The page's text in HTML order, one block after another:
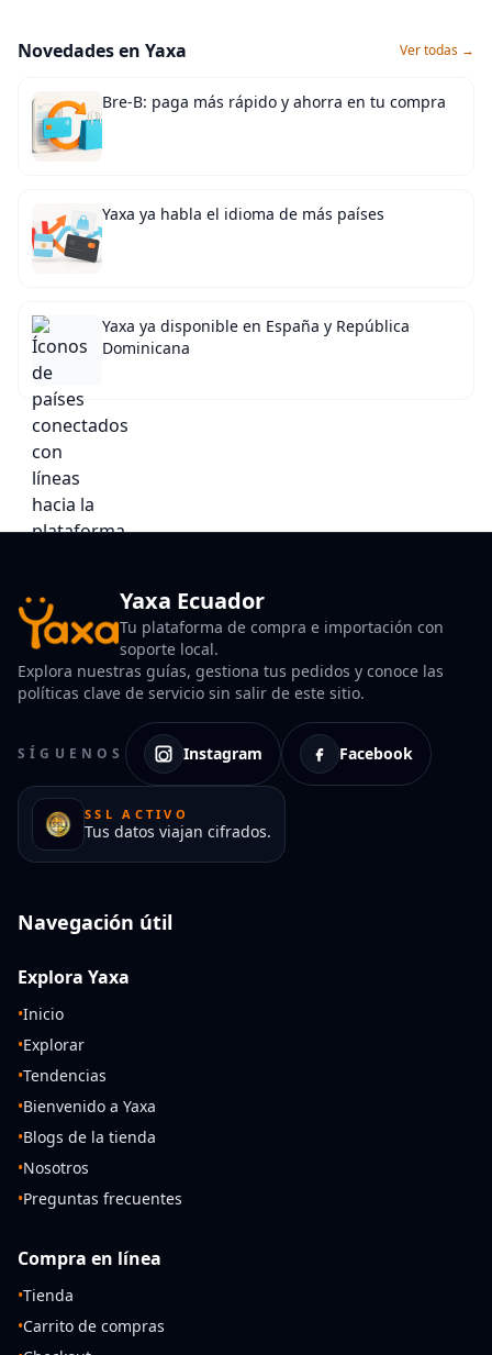
Novedades en Yaxa Ver todas →
Bre-B: paga más rápido y ahorra en tu compra
Yaxa ya habla el idioma de más países
Yaxa ya disponible en España y República
Dominicana
Yaxa Ecuador
Tu plataforma de compra e importación con
soporte local.
Explora nuestras guías, gestiona tus pedidos y conoce las
políticas clave de servicio sin salir de este sitio.
SÍGUENOS Instagram Facebook
SSL ACTIVO
Tus datos viajan cifrados.
Navegación útil
Explora Yaxa
•Inicio
•Explorar
•Tendencias
•Bienvenido a Yaxa
•Blogs de la tienda
•Nosotros
•Preguntas frecuentes
Compra en línea
•Tienda
•Carrito de compras